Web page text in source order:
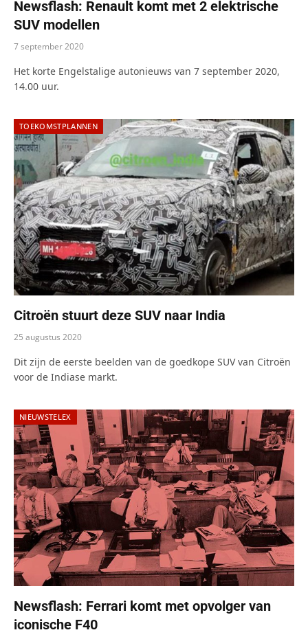
Newsflash: Renault komt met 2 elektrische
SUV modellen
7 september 2020
Het korte Engelstalige autonieuws van 7 september 2020,
14.00 uur.
TOEKOMSTPLANNEN
Citroën stuurt deze SUV naar India
25 augustus 2020
Dit zijn de eerste beelden van de goedkope SUV van Citroën
voor de Indiase markt.
NIEUWSTELEX
Newsflash: Ferrari komt met opvolger van
iconische F40